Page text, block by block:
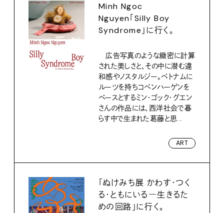
Minh Ngoc
Nguyen「Silly Boy
Syndrome」に行く。
広告写真のような緻密に計算
された美しさと、その中に潜む違
和感やノスタルジー。ベトナムに
ルーツを持ちコペンハーゲンを
ベースとするミン・ゴック・グエン
さんの作品には、西洋社会で暮
らす中で生まれた葛藤と思...
ART
「ぬけみち展 かわす・つく
る・ともにいる―生きるた
めの回路」に行く。